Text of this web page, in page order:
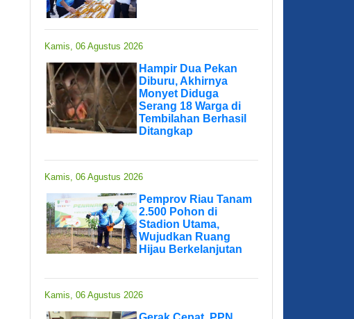
Kamis, 06 Agustus 2026
Hampir Dua Pekan
Diburu, Akhirnya
Monyet Diduga
Serang 18 Warga di
Tembilahan Berhasil
Ditangkap
Kamis, 06 Agustus 2026
Pemprov Riau Tanam
2.500 Pohon di
Stadion Utama,
Wujudkan Ruang
Hijau Berkelanjutan
Kamis, 06 Agustus 2026